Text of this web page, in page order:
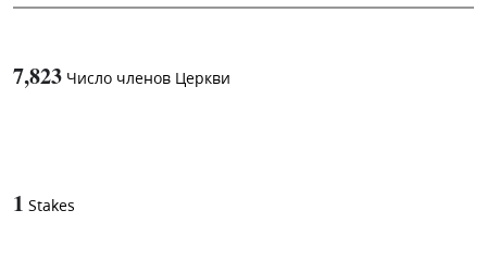
7,823 Число членов Церкви
1 Stakes